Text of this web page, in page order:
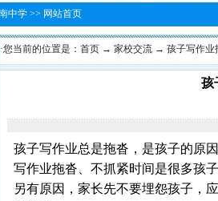
中学 >> 网站首页
·您当前的位置是： 首页 → 家校交流 → 孩子写作业
孩
孩子写作业总是拖沓，是孩子的原
写作业拖沓、不抓紧时间是很多孩
另有原因，家长先不要埋怨孩子，